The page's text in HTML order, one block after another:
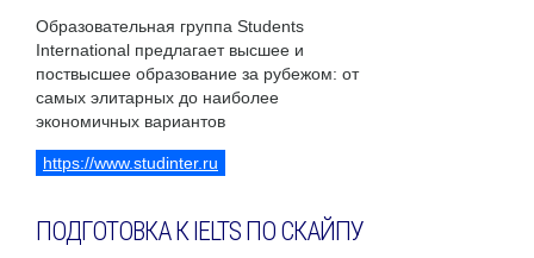
Образовательная группа Students
International предлагает высшее и
поствысшее образование за рубежом: от
самых элитарных до наиболее
экономичных вариантов
https://www.studinter.ru
ПОДГОТОВКА К IELTS ПО СКАЙПУ